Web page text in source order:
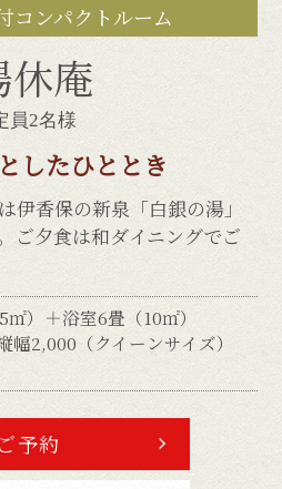
コンパクトルーム
休庵
員2名様
したひととき
伊香保の新泉「白銀の湯」
ご夕食は和ダイニングでご
）＋浴室6畳（10㎡）
2,000（クイーンサイズ）
ご予約